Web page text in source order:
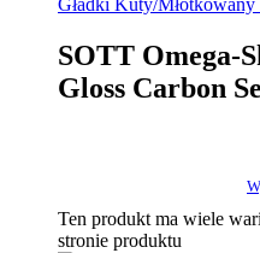
SOTT Omega-
Gloss Carbon
Ten produkt ma wiele
stronie produktu